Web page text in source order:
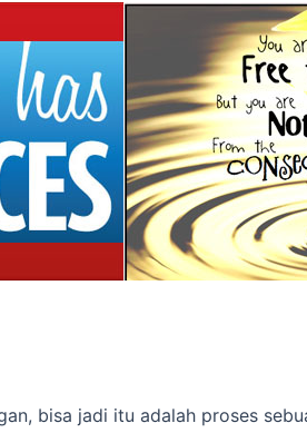
bisa jadi itu adalah proses